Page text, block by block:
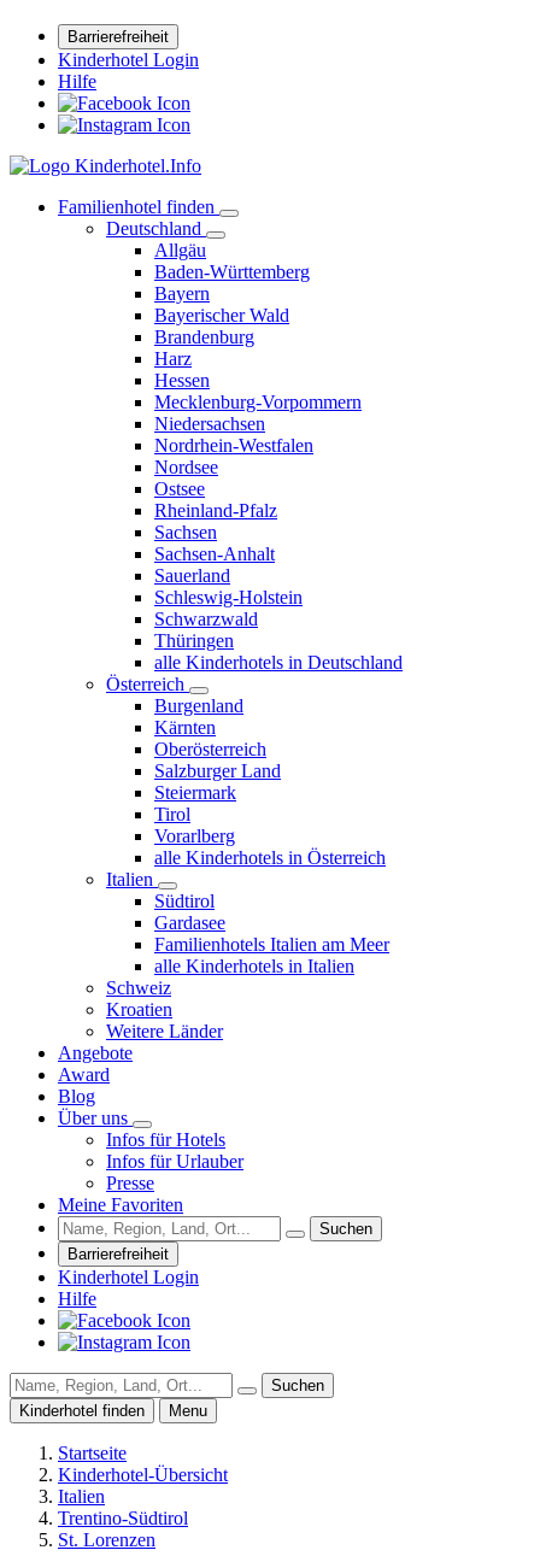
Barrierefreiheit
Kinderhotel Login
Hilfe
Familienhotel finden
Deutschland
Allgäu
Baden-Württemberg
Bayern
Bayerischer Wald
Brandenburg
Harz
Hessen
Mecklenburg-Vorpommern
Niedersachsen
Nordrhein-Westfalen
Nordsee
Ostsee
Rheinland-Pfalz
Sachsen
Sachsen-Anhalt
Sauerland
Schleswig-Holstein
Schwarzwald
Thüringen
alle Kinderhotels in Deutschland
Österreich
Burgenland
Kärnten
Oberösterreich
Salzburger Land
Steiermark
Tirol
Vorarlberg
alle Kinderhotels in Österreich
Italien
Südtirol
Gardasee
Familienhotels Italien am Meer
alle Kinderhotels in Italien
Schweiz
Kroatien
Weitere Länder
Angebote
Award
Blog
Über uns
Infos für Hotels
Infos für Urlauber
Presse
Meine Favoriten
Suchen
Barrierefreiheit
Kinderhotel Login
Hilfe
Suchen
Kinderhotel finden
Menu
Startseite
Kinderhotel-Übersicht
Italien
Trentino-Südtirol
St. Lorenzen